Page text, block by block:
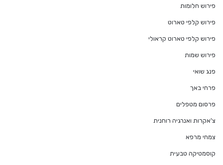
פירוש חלומות
פירוש קלפי טארוט
פירוש קלפי טארוט קראולי
פירוש שמות
פנג שואי
פרחי באך
פרסום מטפלים
צ'אקרות ואנרגיה רוחנית
צמחי מרפא
קוסמטיקה טבעית